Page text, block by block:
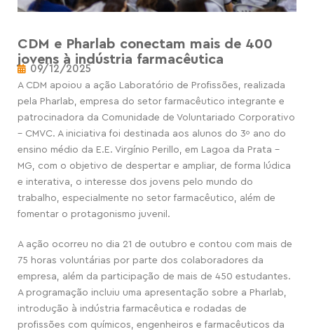
CDM e Pharlab conectam mais de 400
jovens à indústria farmacêutica
09/12/2025
A CDM apoiou a ação Laboratório de Profissões, realizada
pela Pharlab, empresa do setor farmacêutico integrante e
patrocinadora da Comunidade de Voluntariado Corporativo
– CMVC. A iniciativa foi destinada aos alunos do 3º ano do
ensino médio da E.E. Virgínio Perillo, em Lagoa da Prata –
MG, com o objetivo de despertar e ampliar, de forma lúdica
e interativa, o interesse dos jovens pelo mundo do
trabalho, especialmente no setor farmacêutico, além de
fomentar o protagonismo juvenil.
A ação ocorreu no dia 21 de outubro e contou com mais de
75 horas voluntárias por parte dos colaboradores da
empresa, além da participação de mais de 450 estudantes.
A programação incluiu uma apresentação sobre a Pharlab,
introdução à indústria farmacêutica e rodadas de
profissões com químicos, engenheiros e farmacêuticos da